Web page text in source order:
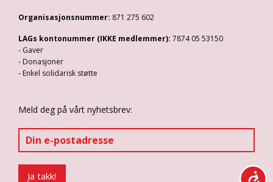
Organisasjonsnummer: 871 275 602
LAGs kontonummer (IKKE medlemmer): 7874 05 53150
- Gaver
- Donasjoner
- Enkel solidarisk støtte
Meld deg på vårt nyhetsbrev: